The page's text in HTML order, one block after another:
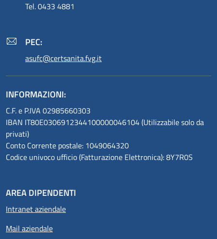
Tel. 0433 4881
PEC:
asufc@certsanita.fvg.it
INFORMAZIONI:
C.F. e P.IVA 02985660303
IBAN IT80E0306912344100000046104 (Utilizzabile solo da
privati)
Conto Corrente postale: 1049064320
Codice univoco ufficio (Fatturazione Elettronica): 8Y7R0S
AREA DIPENDENTI
Intranet aziendale
Mail aziendale